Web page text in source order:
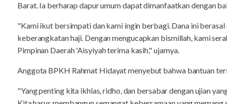
Barat. Ia berharap dapur umum dapat dimanfaatkan dengan
"Kami ikut bersimpati dan kami ingin berbagi. Dana ini
keberangkatan haji. Dengan mengucapkan bismillah, kami
Pimpinan Daerah 'Aisyiyah terima kasih," ujarnya.
Anggota BPKH Rahmat Hidayat menyebut bahwa bantuan
"Yang penting kita ikhlas, ridho, dan bersabar dengan ujian